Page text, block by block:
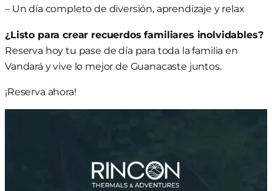
– Un día completo de diversión, aprendizaje y relax
¿Listo para crear recuerdos familiares inolvidables?
Reserva hoy tu pase de día para toda la familia en
Vandará y vive lo mejor de Guanacaste juntos.
¡Reserva ahora!